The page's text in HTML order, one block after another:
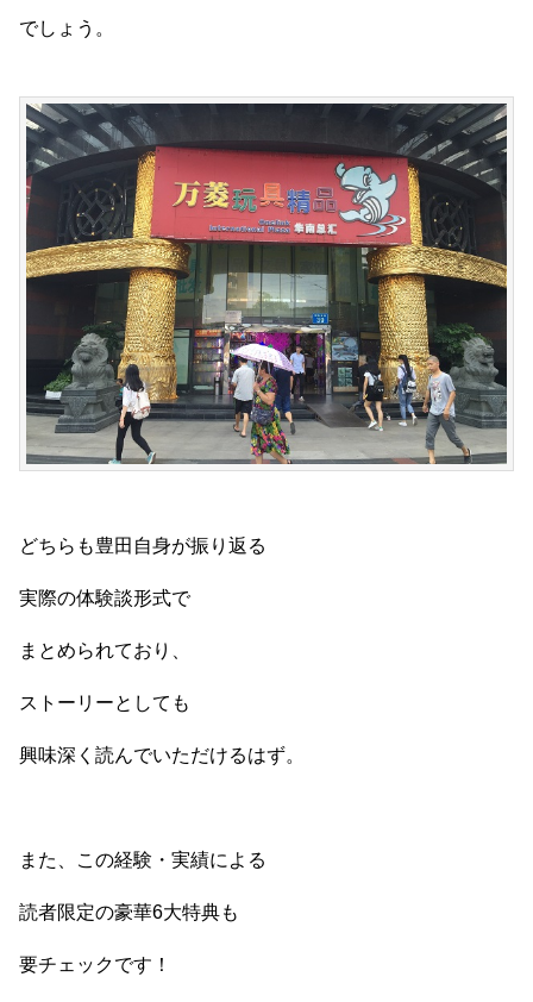
でしょう。
どちらも豊田自身が振り返る
実際の体験談形式で
まとめられており、
ストーリーとしても
興味深く読んでいただけるはず。
また、この経験・実績による
読者限定の豪華6大特典も
要チェックです！